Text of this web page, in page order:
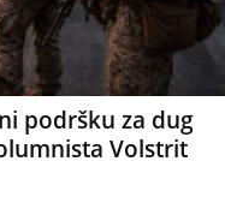
podršku za dug
Volstrit